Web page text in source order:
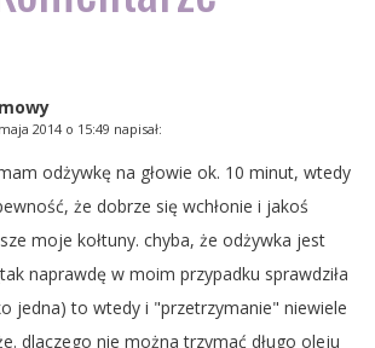
2014 o 15:49 napisał:
odżywkę na głowie ok. 10 minut, wtedy
że dobrze się wchłonie i jakoś
moje kołtuny. chyba, że odżywka jest
naprawdę w moim przypadku sprawdziła
jedna) to wtedy i "przetrzymanie" niewiele
dlaczego nie można trzymać długo oleju